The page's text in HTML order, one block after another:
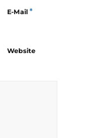
E-Mail *
Website